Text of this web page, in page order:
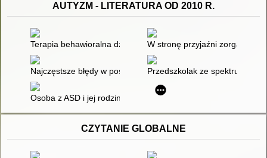
AUTYZM - LITERATURA OD 2010 R.
Terapia behawioralna dzieci z autyzmem : teoria, badania i
W stronę przyjaźni
Najczęstsze błędy w postępowaniu z rodzicami dzieci
Przedszkolak ze spektrum
Osoba z ASD i jej rodzina w procesie usamodzielniania :
CZYTANIE GLOBALNE